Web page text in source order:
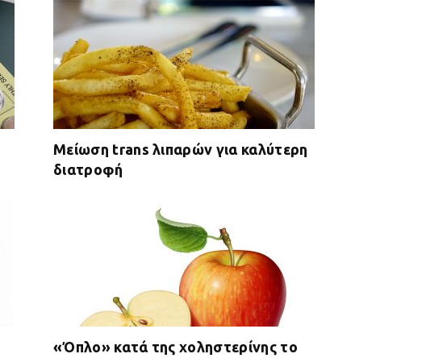
Μείωση trans λιπαρών για καλύτερη
διατροφή
«Όπλο» κατά της χοληστερίνης το